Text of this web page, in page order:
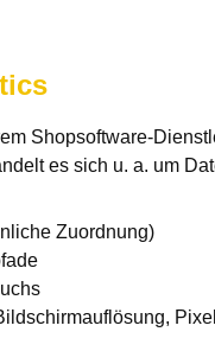
Shopsoftware-
es sich u. a. um
Zuordnung)